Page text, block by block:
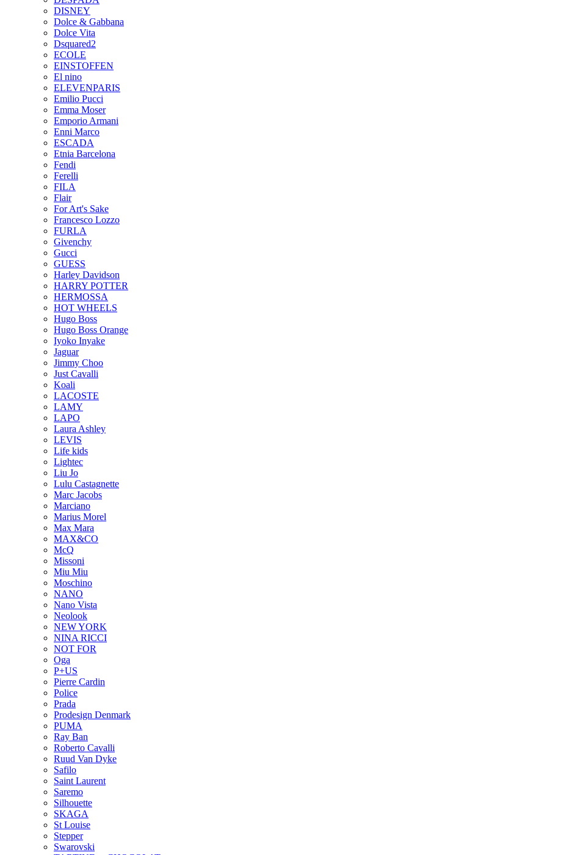
DISNEY
Dolce & Gabbana
Dolce Vita
Dsquared2
ECOLE
EINSTOFFEN
El nino
ELEVENPARIS
Emilio Pucci
Emma Moser
Emporio Armani
Enni Marco
ESCADA
Etnia Barcelona
Fendi
Ferelli
FILA
Flair
For Art's Sake
Francesco Lozzo
FURLA
Givenchy
Gucci
GUESS
Harley Davidson
HARRY POTTER
HERMOSSA
HOT WHEELS
Hugo Boss
Hugo Boss Orange
Iyoko Inyake
Jaguar
Jimmy Choo
Just Cavalli
Koali
LACOSTE
LAMY
LAPO
Laura Ashley
LEVIS
Life kids
Lightec
Liu Jo
Lulu Castagnette
Marc Jacobs
Marciano
Marius Morel
Max Mara
MAX&CO
McQ
Missoni
Miu Miu
Moschino
NANO
Nano Vista
Neolook
NEW YORK
NINA RICCI
NOT FOR
Oga
P+US
Pierre Cardin
Police
Prada
Prodesign Denmark
PUMA
Ray Ban
Roberto Cavalli
Ruud Van Dyke
Safilo
Saint Laurent
Saremo
Silhouette
SKAGA
St Louise
Stepper
Swarovski